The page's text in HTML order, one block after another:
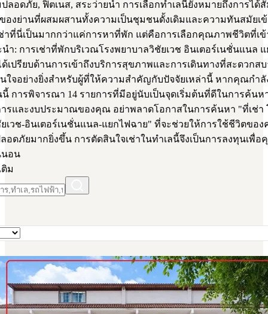
ลอดภัย, ฟิตเนส, สระว่ายน้ำ การเลือกทำเลนี้ยังหมายถึงการได้
องย่านที่ผสมผสานทั้งความเป็นชุมชนดั้งเดิมและความทันสมัยเ
าที่นี่เป็นมากกว่าแค่การหาที่พัก แต่คือการเลือกคุณภาพชีวิตที่เข้
ำ: การเช่าที่พักบริเวณโรงพยาบาลวิชัยเวช อินเตอร์เนชั่นแนล
เปรียบด้านการเข้าถึงบริการสุขภาพและการเดินทางที่สะดวกสบ
ใจอย่างยิ่งสำหรับผู้ที่ให้ความสำคัญกับปัจจัยเหล่านี้ หากคุณกำลั
การพิจารณา 14 รายการที่มีอยู่นับเป็นจุดเริ่มต้นที่ดีในการค้นห
รและงบประมาณของคุณ อย่าพลาดโอกาสในการค้นหา "ที่เช่า
เวช-อินเตอร์เนชั่นแนล-แยกไฟฉาย" ที่จะช่วยให้การใช้ชีวิตขอ
อดภัยมากยิ่งขึ้น การตัดสินใจเช่าในทำเลนี้จึงเป็นการลงทุนเพื่
นอน
ติม